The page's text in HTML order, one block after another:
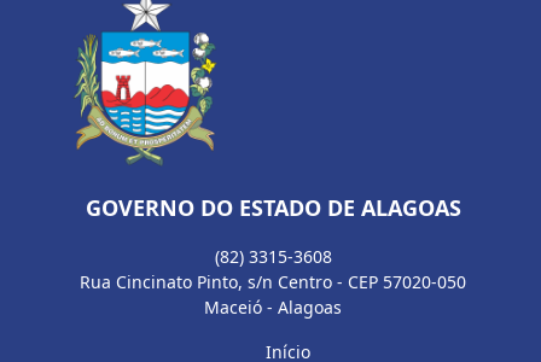
GOVERNO DO ESTADO DE ALAGOAS
(82) 3315-3608
Rua Cincinato Pinto, s/n Centro - CEP 57020-050
Maceió - Alagoas
Início